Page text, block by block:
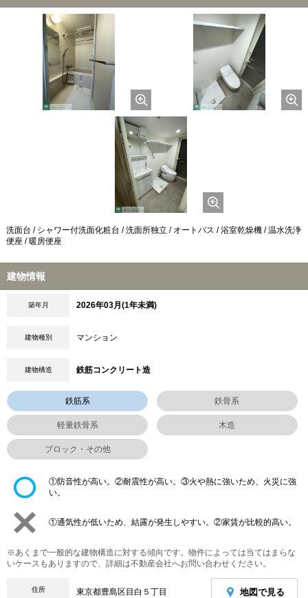
洗面台 / シャワー付洗面化粧台 / 洗面所独立 / オートバス / 浴室乾燥機 / 温水洗浄
便座 / 暖房便座
建物情報
築年月 2026年03月(1年未満)
建物種別 マンション
建物構造 鉄筋コンクリート造
鉄筋系 鉄骨系
軽量鉄骨系 木造
ブロック・その他
①防音性が高い。②耐震性が高い。③火や熱に強いため、火災に強
い。
①通気性が低いため、結露が発生しやすい。②家賃が比較的高い。
※あくまで一般的な建物構造に対する傾向です。物件によっては当てはまらな
いケースもありますので、詳細は不動産会社へお問い合わせください。
住所 東京都豊島区目白５丁目 地図で見る